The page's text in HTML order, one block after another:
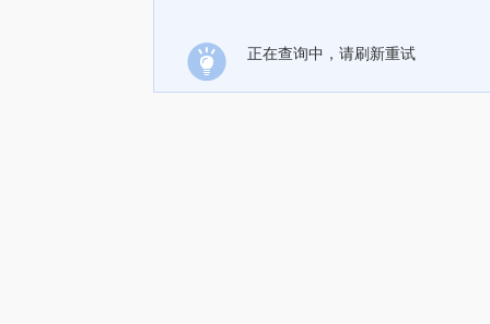
正在查询中，请刷新重试